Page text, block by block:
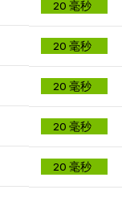
20 毫秒
20 毫秒
20 毫秒
20 毫秒
20 毫秒